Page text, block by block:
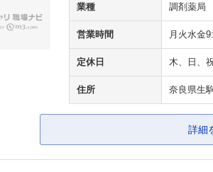
業種 調剤薬局
営業時間 月火水金
定休日 木、日、
住所 奈良県生
詳細